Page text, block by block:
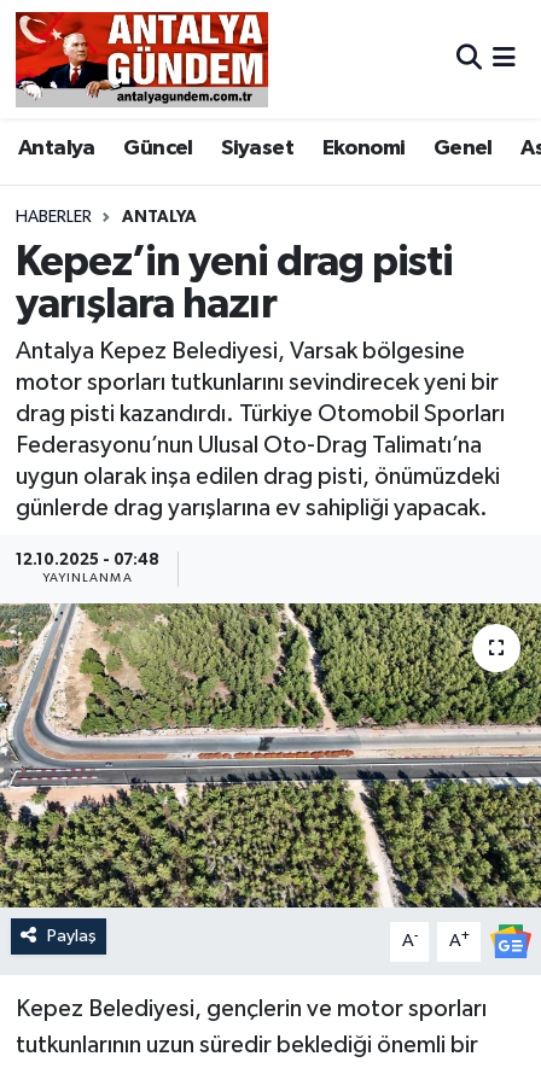
Antalya Güncel Siyaset Ekonomi Genel
HABERLER ANTALYA
Kepez’in yeni drag pisti
yarışlara hazır
Antalya Kepez Belediyesi, Varsak bölgesine
motor sporları tutkunlarını sevindirecek yeni bir
drag pisti kazandırdı. Türkiye Otomobil Sporları
Federasyonu’nun Ulusal Oto-Drag Talimatı’na
uygun olarak inşa edilen drag pisti, önümüzdeki
günlerde drag yarışlarına ev sahipliği yapacak.
12.10.2025 - 07:48
YAYINLANMA
Paylaş A- A+
Kepez Belediyesi, gençlerin ve motor sporları
tutkunlarının uzun süredir beklediği önemli bir
Antalya
Asayiş
Bilim & Teknoloji
Bölge
EĞİTİM
Ekonomi
Genel
Görüntülü Haber
Güncel
Kültür & Sanat
Magazin
Resmi İlan
Sağlık & Yaşam
Siyaset
Spor
Antalya Nöbetçi Eczaneler
Antalya Hava Durumu
Antalya Namaz Vakitleri
Antalya Trafik Yoğunluk Haritası
Süper Lig Puan Durumu ve Fikstür
Tüm Manşetler
Son Dakika Haberleri
Haber Arşivi